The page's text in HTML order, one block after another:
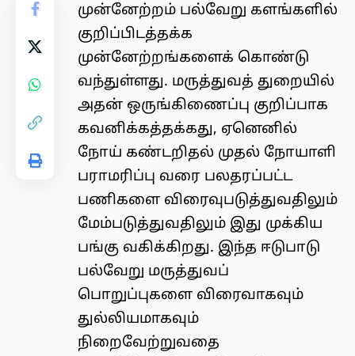
முன்னேற்றம் பல்வேறு களங்களில்
குறிப்பிடத்தக்க
முன்னேற்றங்களைக் கொண்டு
வந்துள்ளது. மருத்துவத் துறையில்
அதன் ஒருங்கிணைப்பு குறிப்பாக
கவனிக்கத்தக்கது, ஏனெனில்
நோய் கண்டறிதல் முதல் நோயாளி
பராமரிப்பு வரை பலதரப்பட்ட
பணிகளை விரைவுபடுத்துவதிலும்
மேம்படுத்துவதிலும் இது முக்கிய
பங்கு வகிக்கிறது. இந்த ஈடுபாடு
பல்வேறு மருத்துவப்
பொறுப்புகளை விரைவாகவும்
துல்லியமாகவும்
நிறைவேற்றுவதை